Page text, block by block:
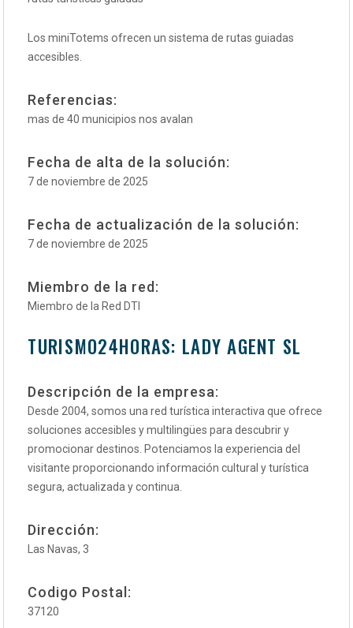
Los miniTotems ofrecen un sistema de rutas guiadas
accesibles.
Referencias:
mas de 40 municipios nos avalan
Fecha de alta de la solución:
7 de noviembre de 2025
Fecha de actualización de la solución:
7 de noviembre de 2025
Miembro de la red:
Miembro de la Red DTI
TURISMO24HORAS: LADY AGENT SL
Descripción de la empresa:
Desde 2004, somos una red turística interactiva que ofrece
soluciones accesibles y multilingües para descubrir y
promocionar destinos. Potenciamos la experiencia del
visitante proporcionando información cultural y turística
segura, actualizada y continua.
Dirección:
Las Navas, 3
Codigo Postal:
37120